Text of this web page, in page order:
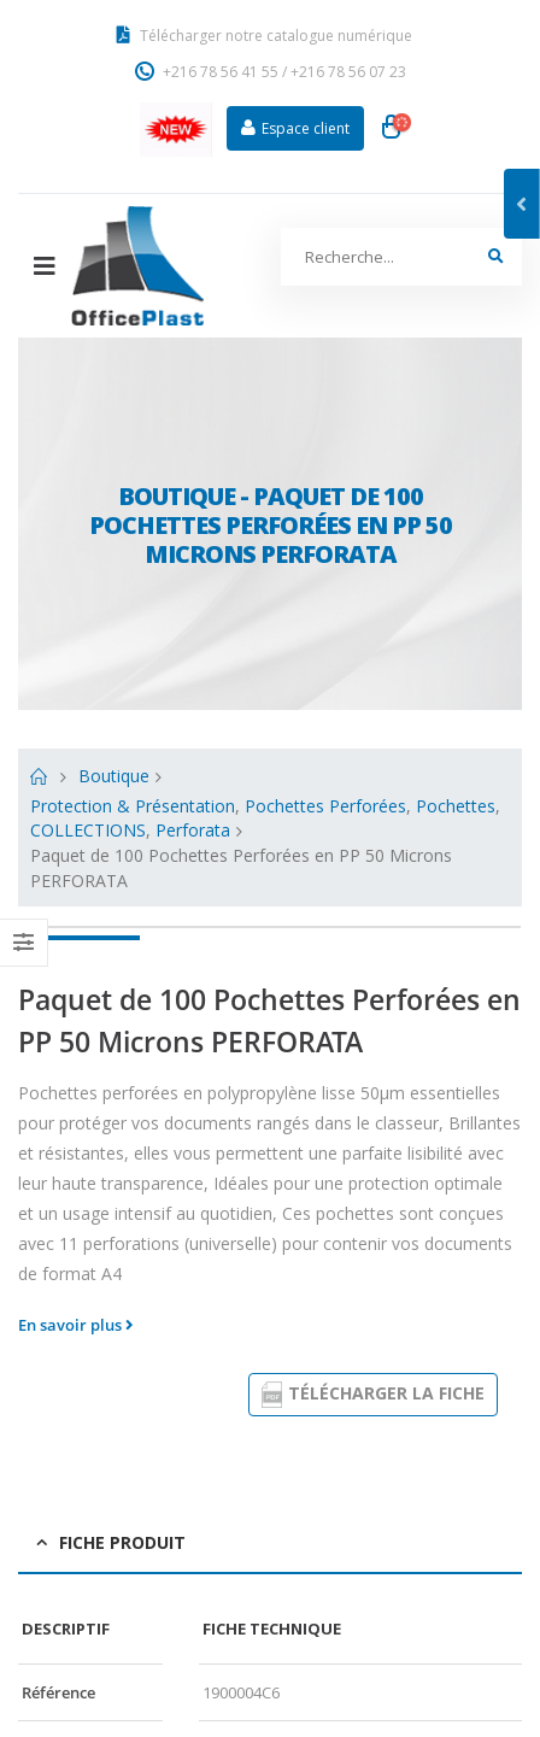
Télécharger notre catalogue numérique
+216 78 56 41 55 /+216 78 56 07 23
Espace client
BOUTIQUE - PAQUET DE 100
POCHETTES PERFORÉES EN PP 50
MICRONS PERFORATA
Boutique
Protection & Présentation, Pochettes Perforées, Pochettes,
COLLECTIONS, Perforata
Paquet de 100 Pochettes Perforées en PP 50 Microns
PERFORATA
Paquet de 100 Pochettes Perforées en
PP 50 Microns PERFORATA
Pochettes perforées en polypropylène lisse 50µm essentielles
pour protéger vos documents rangés dans le classeur, Brillantes
et résistantes, elles vous permettent une parfaite lisibilité avec
leur haute transparence, Idéales pour une protection optimale
et un usage intensif au quotidien, Ces pochettes sont conçues
avec 11 perforations (universelle) pour contenir vos documents
de format A4
TÉLÉCHARGER LA FICHE
En savoir plus
FICHE PRODUIT
DESCRIPTIF FICHE TECHNIQUE
Référence 1900004C6